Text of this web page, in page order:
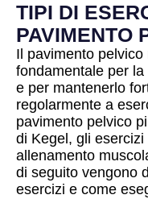
TIPI DI
PAVIMENTO
Il pavimento
fondamentale per
e per mantenerlo
regolarmente a
pavimento pelvico
di Kegel, gli
allenamento
di seguito vengono
esercizi e come